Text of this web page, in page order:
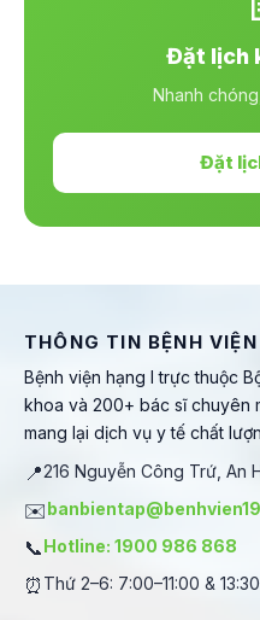
Đặt lịch
Nhanh
Đặt
THÔNG TIN BỆNH VIỆN
Bệnh viện hạng I trực thuộc
khoa và 200+ bác sĩ chuyên
mang lại dịch vụ y tế chất
📍216 Nguyễn Công Trứ, An
✉️
📞Hotline: 1900 986 868
⏰ Thứ 2–6: 7:00–11:00 &